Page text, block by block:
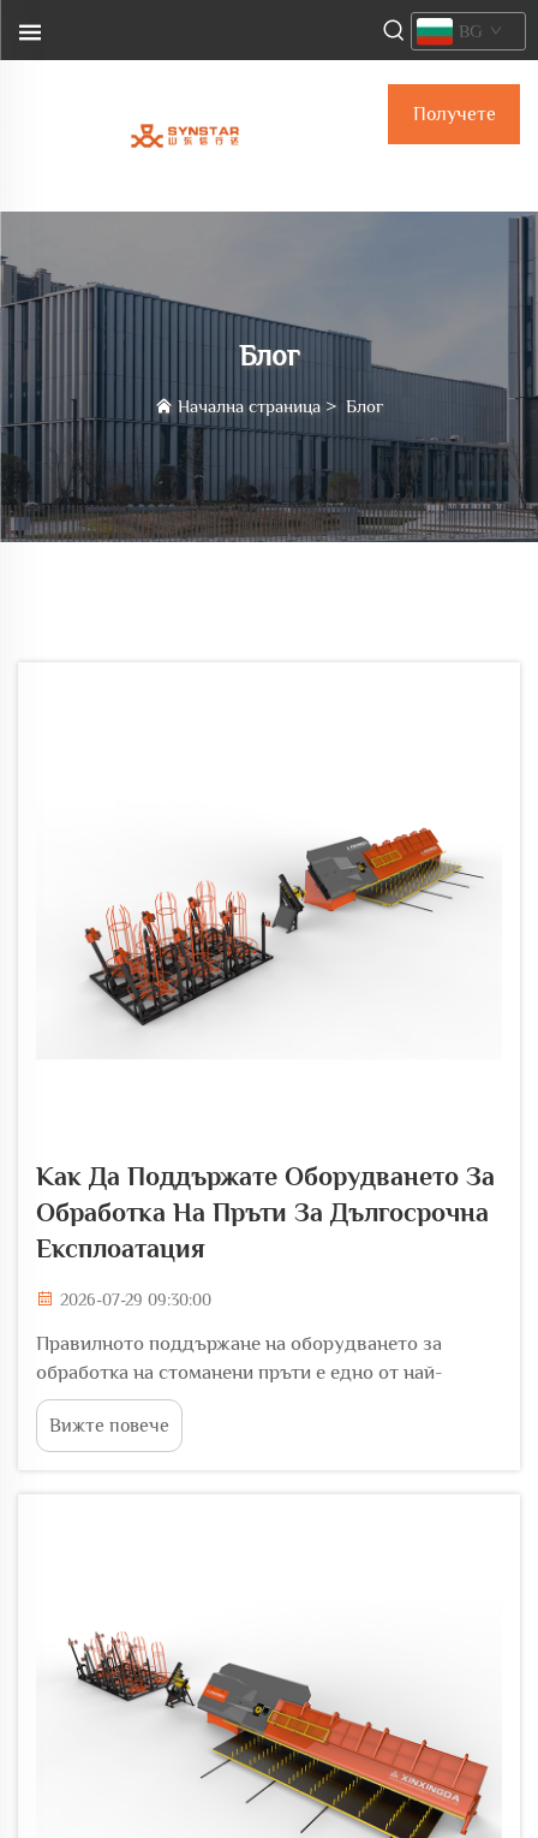
Получете
BG
Блог
Начална страница> Блог
Как Да Поддържате Оборудването За
Обработка На Пръти За Дългосрочна
Експлоатация
2026-07-29 09:30:00
Правилното поддържане на оборудването за
обработка на стоманени пръти е едно от най-
важните инвестиции, които една строителна или
изработваща компания може да направи. Когато
оборудването за обработка на стоманени пръти се
Вижте повече